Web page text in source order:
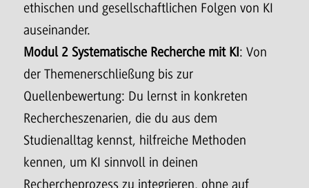
ethischen und gesellschaftlichen Folgen von KI
auseinander.
Modul 2 Systematische Recherche mit KI: Von
der Themenerschließung bis zur
Quellenbewertung: Du lernst in konkreten
Rechercheszenarien, die du aus dem
Studienalltag kennst, hilfreiche Methoden
kennen, um KI sinnvoll in deinen
Rechercheprozess zu integrieren, ohne auf